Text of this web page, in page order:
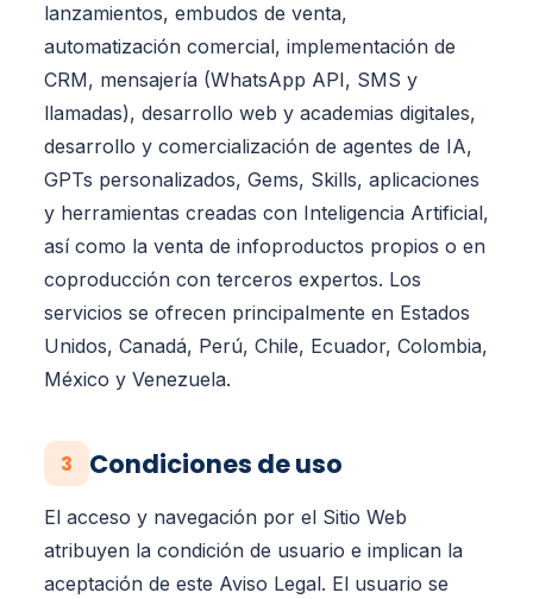
lanzamientos, embudos de venta,
automatización comercial, implementación de
CRM, mensajería (WhatsApp API, SMS y
llamadas), desarrollo web y academias digitales,
desarrollo y comercialización de agentes de IA,
GPTs personalizados, Gems, Skills, aplicaciones
y herramientas creadas con Inteligencia Artificial,
así como la venta de infoproductos propios o en
coproducción con terceros expertos. Los
servicios se ofrecen principalmente en Estados
Unidos, Canadá, Perú, Chile, Ecuador, Colombia,
México y Venezuela.
3 Condiciones de uso
El acceso y navegación por el Sitio Web
atribuyen la condición de usuario e implican la
aceptación de este Aviso Legal. El usuario se